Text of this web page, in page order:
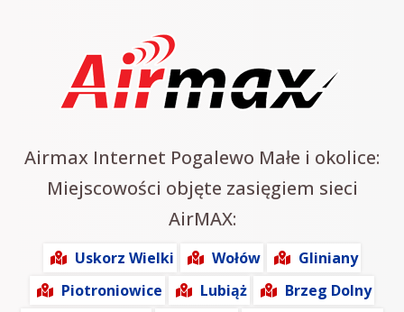
Airmax Internet Pogalewo Małe i okolice:
Miejscowości objęte zasięgiem sieci
AirMAX:
Uskorz Wielki Wołów
Gliniany
Piotroniowice
Lubiąż
Brzeg Dolny